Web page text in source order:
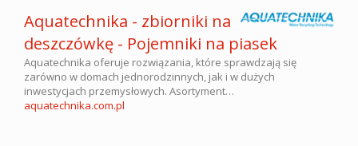
Aquatechnika - zbiorniki na
deszczówkę - Pojemniki na piasek
Aquatechnika oferuje rozwiązania, które sprawdzają się
zarówno w domach jednorodzinnych, jak i w dużych
inwestycjach przemysłowych. Asortyment…
aquatechnika.com.pl